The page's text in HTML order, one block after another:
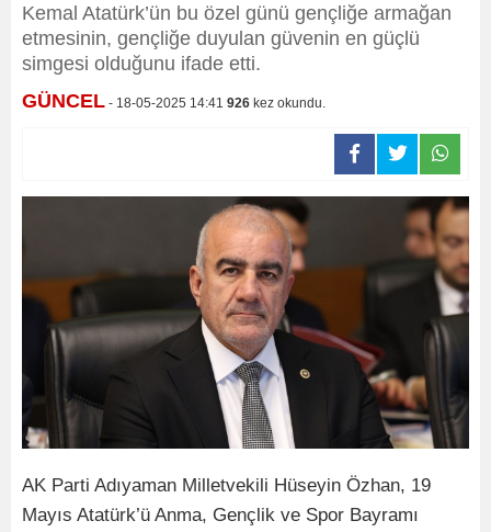
Kemal Atatürk’ün bu özel günü gençliğe armağan
etmesinin, gençliğe duyulan güvenin en güçlü
simgesi olduğunu ifade etti.
GÜNCEL - 18-05-2025 14:41 926 kez okundu.
AK Parti Adıyaman Milletvekili Hüseyin Özhan, 19
Mayıs Atatürk’ü Anma, Gençlik ve Spor Bayramı